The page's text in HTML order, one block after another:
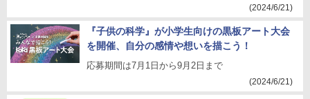
(2024/6/21)
『子供の科学』が小学生向けの黒板アート大会
を開催、自分の感情や想いを描こう！
応募期間は7月1日から9月2日まで
(2024/6/21)